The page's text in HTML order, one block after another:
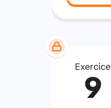
Exercice
9